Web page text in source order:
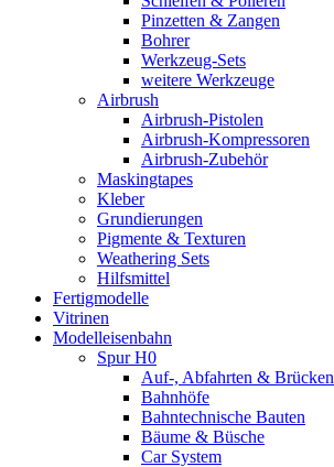
Pinzetten & Zangen
Bohrer
Werkzeug-Sets
weitere Werkzeuge
Airbrush
Airbrush-Pistolen
Airbrush-Kompressoren
Airbrush-Zubehör
Maskingtapes
Kleber
Grundierungen
Pigmente & Texturen
Weathering Sets
Hilfsmittel
Fertigmodelle
Vitrinen
Modelleisenbahn
Spur H0
Auf-, Abfahrten & Brücken
Bahnhöfe
Bahntechnische Bauten
Bäume & Büsche
Car System